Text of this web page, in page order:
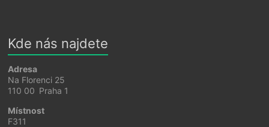
Kde nás najdete
Adresa
Na Florenci 25
110 00 Praha 1
Místnost
F311